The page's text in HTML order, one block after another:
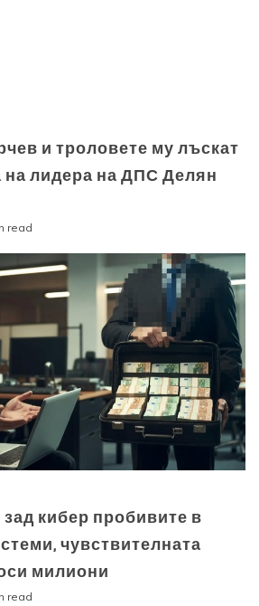
и троловете му лъскат
лидера на ДПС Делян
read
зад кибер пробивите в
чувствителната
милиони
read